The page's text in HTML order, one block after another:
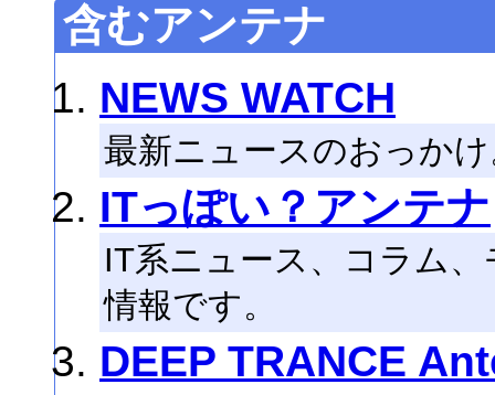
含むアンテナ
NEWS WATCH
最新ニュースのおっか
ITっぽい？アンテナ
IT系ニュース、コラム
情報です。
DEEP TRANCE